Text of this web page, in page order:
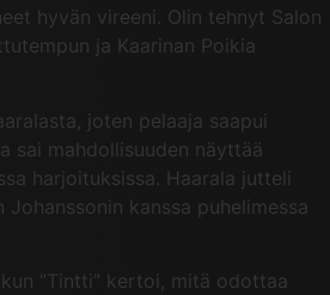
hyvän vireeni. Olin tehnyt Salon
ja Kaarinan Poikia
joten pelaaja saapui
sai mahdollisuuden näyttää
harjoituksissa. Haarala jutteli
kanssa puhelimessa
kun ”Tintti” kertoi, mitä odottaa